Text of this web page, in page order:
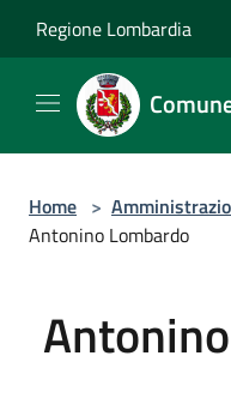
Regione Lombardia
Home >
Antonino Lombardo